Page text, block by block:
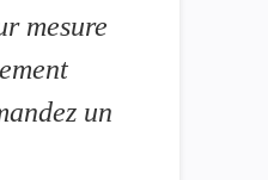
mesure
un